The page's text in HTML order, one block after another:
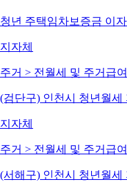
청년 주택임차보증금 이
지자체
주거 > 전월세 및 주거급
(검단구) 인천시 청년월세
지자체
주거 > 전월세 및 주거급
(서해구) 인천시 청년월세